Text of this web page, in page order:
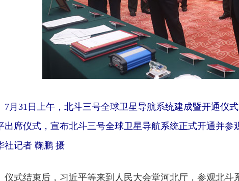
31日上午，北斗三号全球卫星导航系统建成暨开通仪
出席仪式，宣布北斗三号全球卫星导航系统正式开通并参
社记者 鞠鹏 摄
结束后，习近平等来到人民大会堂河北厅，参观北斗